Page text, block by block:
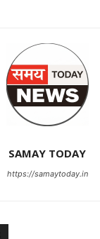
SAMAY TODAY
https://samaytoday.in